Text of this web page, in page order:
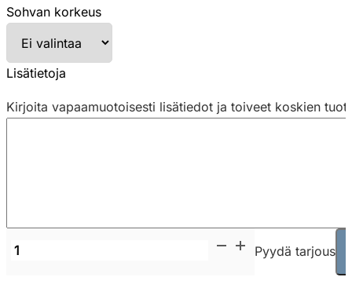
Sohvan korkeus
Lisätietoja
Kirjoita vapaamuotoisesti lisätiedot ja toiveet koskien
Borg
Pyydä tarjous